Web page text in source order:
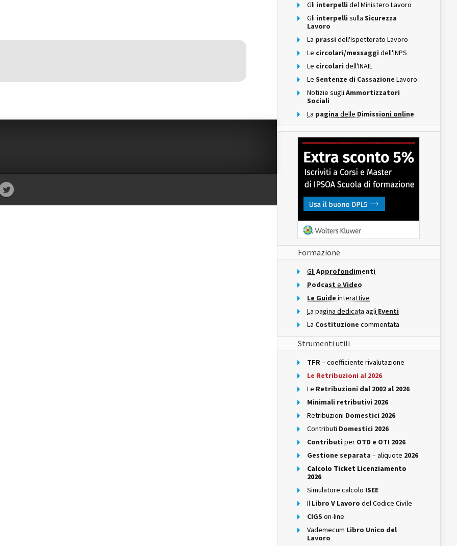
Gli interpelli del Ministero Lavoro
Gli interpelli sulla Sicurezza
Lavoro
La prassi dell'Ispettorato Lavoro
Le circolari/messaggi dell'INPS
Le circolari dell'INAIL
Le Sentenze di Cassazione Lavoro
Notizie sugli Ammortizzatori
Sociali
La pagina delle Dimissioni online
Formazione
Gli Approfondimenti
Podcast e Video
Le Guide interattive
La pagina dedicata agli Eventi
La Costituzione commentata
Strumenti utili
TFR– coefficiente rivalutazione
Le Retribuzioni al 2026
Le Retribuzioni dal 2002 al 2026
Minimali retributivi 2026
Retribuzioni Domestici 2026
Contributi Domestici 2026
Contributi per OTD e OTI 2026
Gestione separata – aliquote 2026
Calcolo Ticket Licenziamento
2026
Simulatore calcolo ISEE
Il Libro V Lavoro del Codice Civile
CIGS on-line
Vademecum Libro Unico del
Lavoro